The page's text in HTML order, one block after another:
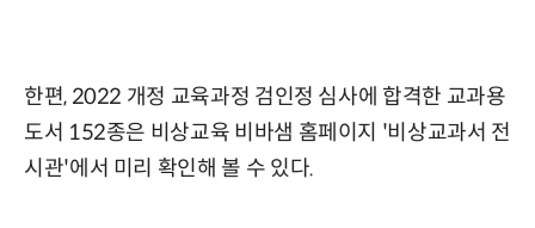
한편, 2022 개정 교육과정 검인정 심사에 합격한 교과용
도서 152종은 비상교육 비바샘 홈페이지 '비상교과서 전
시관'에서 미리 확인해 볼 수 있다.